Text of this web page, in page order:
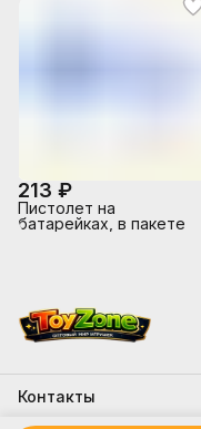
213 ₽
Пистолет на
батарейках, в пакете
Контакты
Адрес